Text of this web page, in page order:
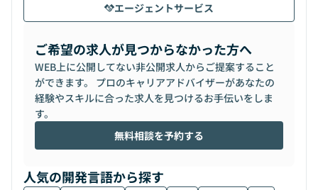
エージェントサービス
ご希望の求人が見つからなかった方へ
WEB上に公開してない非公開求人からご提案すること
ができます。 プロのキャリアアドバイザーがあなたの
経験やスキルに合った求人を見つけるお手伝いをしま
す。
無料相談を予約する
人気の開発言語から探す